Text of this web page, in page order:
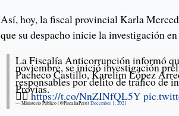
Así, hoy, la fiscal provincial Karla
que su despacho inicie la investigación
La Fiscalía Anticorrupción informó
noviembre, se inició investigación
Pacheco Castillo, Karelim López
responsables por delito de tráfico de
Provías.
👉🏼https://t.co/NnZINfQL5Y
— Ministerio Público (@FiscaliaPeru)December 1, 2021